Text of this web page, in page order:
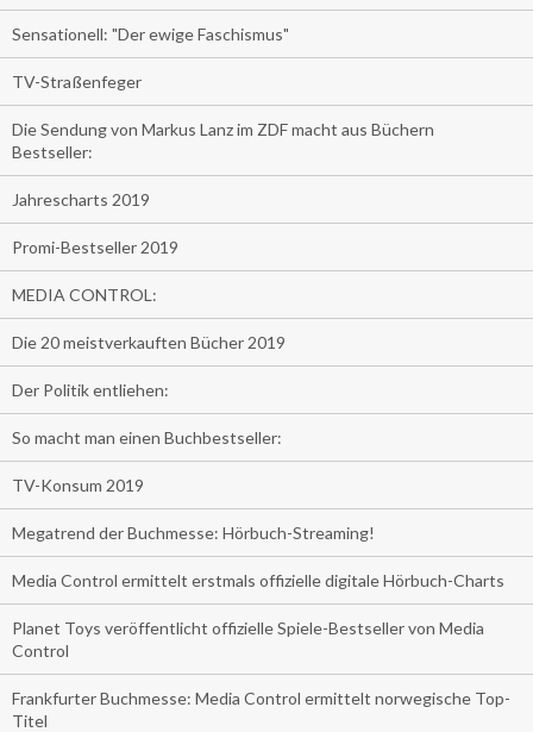
Sensationell: "Der ewige Faschismus"
TV-Straßenfeger
Die Sendung von Markus Lanz im ZDF macht aus Büchern
Bestseller:
Jahrescharts 2019
Promi-Bestseller 2019
MEDIA CONTROL:
Die 20 meistverkauften Bücher 2019
Der Politik entliehen:
So macht man einen Buchbestseller:
TV-Konsum 2019
Megatrend der Buchmesse: Hörbuch-Streaming!
Media Control ermittelt erstmals offizielle digitale Hörbuch-Charts
Planet Toys veröffentlicht offizielle Spiele-Bestseller von Media
Control
Frankfurter Buchmesse: Media Control ermittelt norwegische Top-
Titel